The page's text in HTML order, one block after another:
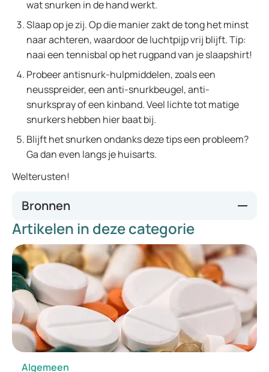
wat snurken in de hand werkt.
Slaap op je zij. Op die manier zakt de tong het minst
naar achteren, waardoor de luchtpijp vrij blijft. Tip:
naai een tennisbal op het rugpand van je slaapshirt!
Probeer antisnurk-hulpmiddelen, zoals een
neusspreider, een anti-snurkbeugel, anti-
snurkspray of een kinband. Veel lichte tot matige
snurkers hebben hier baat bij.
Blijft het snurken ondanks deze tips een probleem?
Ga dan even langs je huisarts.
Welterusten!
Bronnen
KNO.nl
WebMD.com
Huffington Post
NHS.uk
Artikelen in deze categorie
Algemeen